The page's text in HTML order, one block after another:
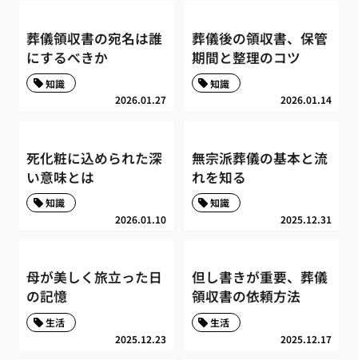
葬儀領収書の宛名は誰
にするべきか
2026.01.27
知識
葬儀後の領収書、保管
期間と整理のコツ
2026.01.14
知識
死化粧に込められた深
い意味とは
2026.01.10
知識
無宗派葬儀の基本と流
れを知る
2025.12.31
知識
母が美しく旅立った日
の記憶
2025.12.23
生活
但し書きが重要、葬儀
領収書の依頼方法
2025.12.17
生活